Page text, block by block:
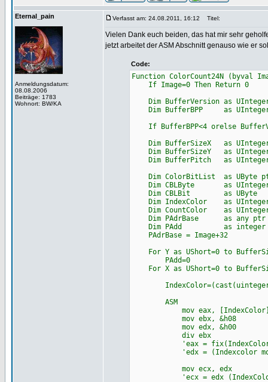
Eternal_pain
Anmeldungsdatum:
08.08.2006
Beiträge: 1783
Wohnort: BW/KA
Verfasst am: 24.08.2011, 16:12 Titel:
Vielen Dank euch beiden, das hat mir sehr
jetzt arbeitet der ASM Abschnitt genauso wie er
Code:
Function ColorCount24N (byval
If Image=0 Then Return 0
Dim BufferVersion as
Dim BufferBPP as
If BufferBPP<4 orelse
Dim BufferSizeX as
Dim BufferSizeY as
Dim BufferPitch as
Dim ColorBitList as UByte
Dim CBLByte as
Dim CBLBit as UByte
Dim IndexColor as
Dim CountColor as
Dim PAdrBase as any ptr
Dim PAdd as integer
PAdrBase = Image+32
For Y as UShort=0 to
PAdd=0
For X as UShort=0 to
IndexColor=(cast(uinteger
ASM
mov eax,
mov ebx, &h08
mov edx, &h00
div ebx
'eax = fix(IndexColor/
'edx = (Indexcolor mod
mov ecx, edx
'ecx = edx (IndexColor